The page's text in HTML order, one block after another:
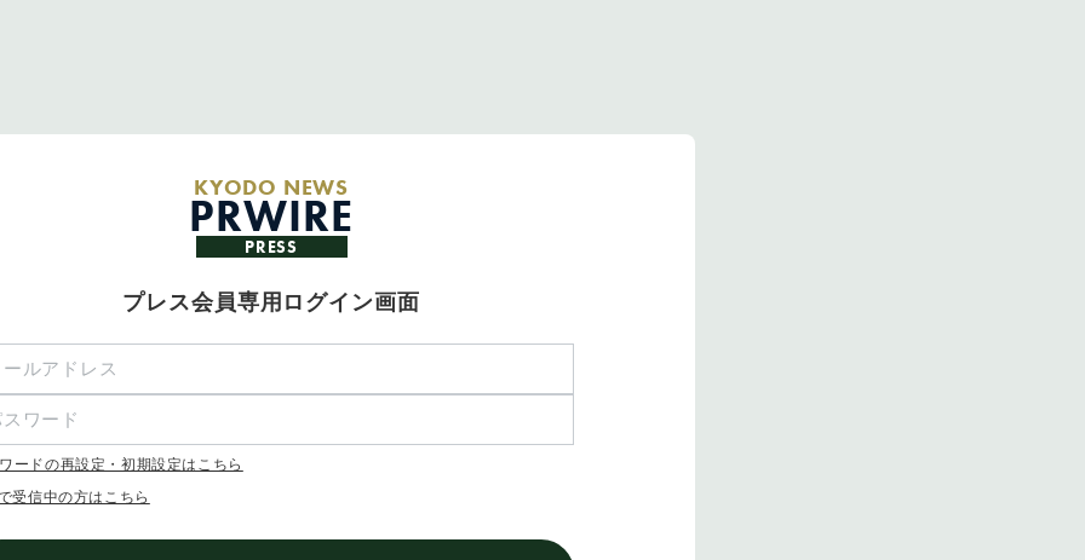
KYODO NEWS
PRWIRE
PRESS
プレス会員専用ログイン画面
ードの再設定・初期設定はこちら
受信中の方はこちら